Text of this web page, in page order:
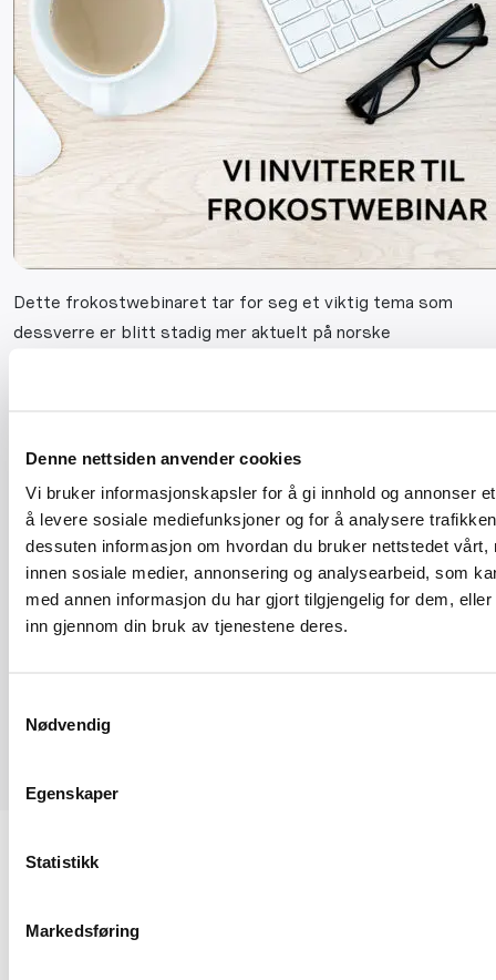
Denne nettsiden anvender cookies
Vi bruker informasjonskapsler for å gi innhold og annonser
å levere sosiale mediefunksjoner og for å analysere
dessuten informasjon om hvordan du bruker nettstedet vårt,
innen sosiale medier, annonsering og analysearbeid, som
med annen informasjon du har gjort tilgjengelig for dem,
inn gjennom din bruk av tjenestene deres.
Nødvendig
Egenskaper
Statistikk
Markedsføring
Dette frokostwebinaret tar for seg et viktig tema som
dessverre er blitt stadig mer aktuelt på norske
Hvordan kan vi forebygge og når er det grunn til å
reagere?
Hvordan kan vi som leder eller kollega gå fram ved
bekymring?
Ida Eimind Børslien, rådgiver ved Akan
kompetansesenter , gi råd om forebygging og håndtering